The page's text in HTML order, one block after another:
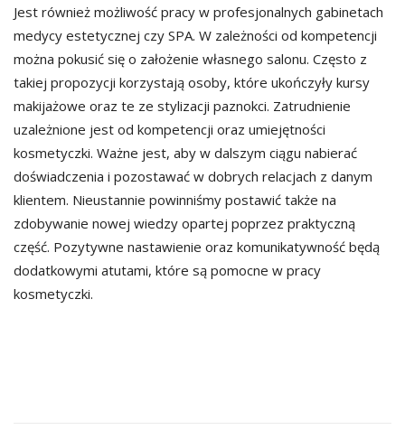
Jest również możliwość pracy w profesjonalnych gabinetach
medycy estetycznej czy SPA. W zależności od kompetencji
można pokusić się o założenie własnego salonu. Często z
takiej propozycji korzystają osoby, które ukończyły kursy
makijażowe oraz te ze stylizacji paznokci. Zatrudnienie
uzależnione jest od kompetencji oraz umiejętności
kosmetyczki. Ważne jest, aby w dalszym ciągu nabierać
doświadczenia i pozostawać w dobrych relacjach z danym
klientem. Nieustannie powinniśmy postawić także na
zdobywanie nowej wiedzy opartej poprzez praktyczną
część. Pozytywne nastawienie oraz komunikatywność będą
dodatkowymi atutami, które są pomocne w pracy
kosmetyczki.